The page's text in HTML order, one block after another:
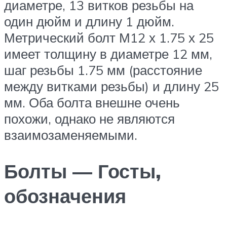
диаметре, 13 витков резьбы на
один дюйм и длину 1 дюйм.
Метрический болт М12 х 1.75 х 25
имеет толщину в диаметре 12 мм,
шаг резьбы 1.75 мм (расстояние
между витками резьбы) и длину 25
мм. Оба болта внешне очень
похожи, однако не являются
взаимозаменяемыми.
Болты — Госты,
обозначения